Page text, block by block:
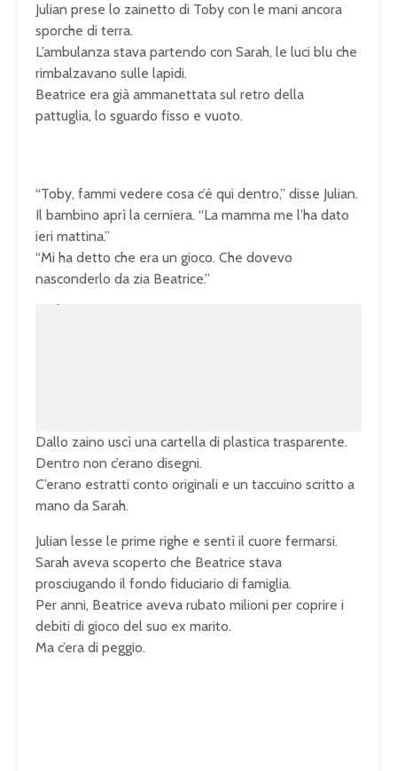
Julian prese lo zainetto di Toby con le mani ancora
sporche di terra.
L’ambulanza stava partendo con Sarah, le luci blu che
rimbalzavano sulle lapidi.
Beatrice era già ammanettata sul retro della
pattuglia, lo sguardo fisso e vuoto.
“Toby, fammi vedere cosa c’è qui dentro,” disse Julian.
Il bambino aprì la cerniera. “La mamma me l’ha dato
ieri mattina.”
“Mi ha detto che era un gioco. Che dovevo
nasconderlo da zia Beatrice.”
Dallo zaino uscì una cartella di plastica trasparente.
Dentro non c’erano disegni.
C’erano estratti conto originali e un taccuino scritto a
mano da Sarah.
Julian lesse le prime righe e sentì il cuore fermarsi.
Sarah aveva scoperto che Beatrice stava
prosciugando il fondo fiduciario di famiglia.
Per anni, Beatrice aveva rubato milioni per coprire i
debiti di gioco del suo ex marito.
Ma c’era di peggio.